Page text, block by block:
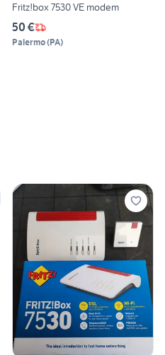
Fritz!box 7530 VE modem
50 €
Palermo(PA)